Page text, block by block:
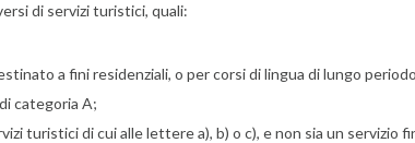
di servizi turistici, quali:
a fini residenziali, o per corsi di lingua di lungo
categoria A;
di cui alle lettere a), b) o c), e non sia un servizio